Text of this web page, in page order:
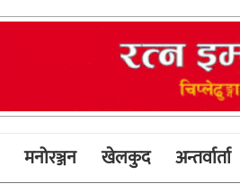
मनोरञ्जन खेलकुद अन्तर्वार्ता